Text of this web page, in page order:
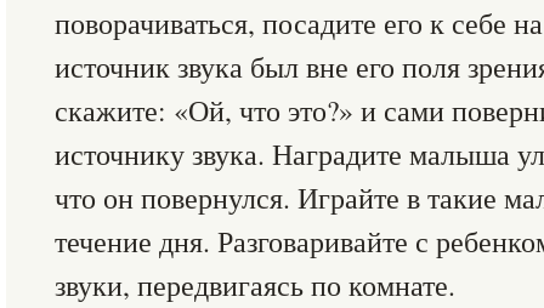
поворачиваться, посадите его к себе
источник звука был вне его поля
скажите: «Ой, что это?» и сами
источнику звука. Наградите малыша
что он повернулся. Играйте в такие
течение дня. Разговаривайте с
звуки, передвигаясь по комнате.